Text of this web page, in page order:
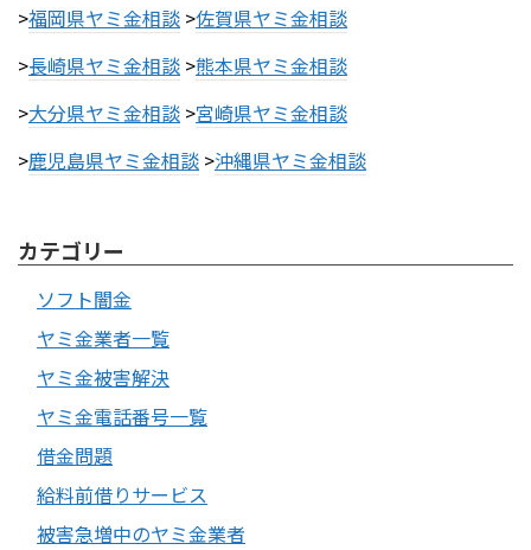
>福岡県ヤミ金相談 >佐賀県ヤミ金相談
>長崎県ヤミ金相談 >熊本県ヤミ金相談
>大分県ヤミ金相談 >宮崎県ヤミ金相談
>鹿児島県ヤミ金相談 >沖縄県ヤミ金相談
カテゴリー
ソフト闇金
ヤミ金業者一覧
ヤミ金被害解決
ヤミ金電話番号一覧
借金問題
給料前借りサービス
被害急増中のヤミ金業者